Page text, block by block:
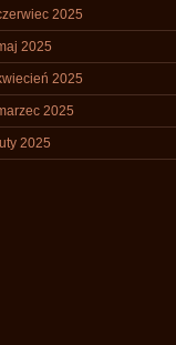
2025
2025
2025
2025
luty 2025